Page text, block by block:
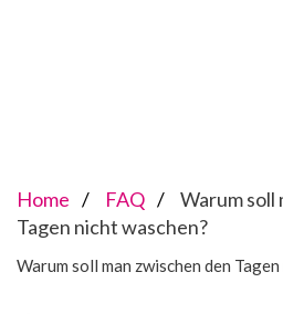
Home FAQ
Warum soll
Tagen nicht waschen?
Warum soll man zwischen den